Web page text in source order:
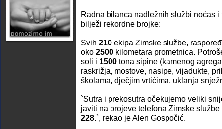
Radna bilanca nadležnih službi noćas
bilježi rekordne brojke:
Svih 210 ekipa Zimske službe,
oko 2500 kilometara prometnica.
soli i 1500 tona sipine (kamenog
raskrižja, mostove, nasipe, vijadukte,
školama, dječjim vrtićima, uklanja
`Sutra i prekosutra očekujemo veliki
javiti na brojeve telefona Zimske službe
228.`, rekao je Alen Gospočić.